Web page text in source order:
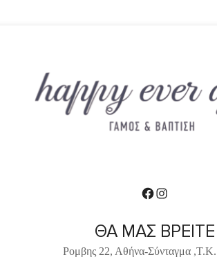
ΘΑ ΜΑΣ ΒΡΕΙΤΕ
Ρομβης 22, Αθήνα-Σύνταγμα
Facebook
Instagram